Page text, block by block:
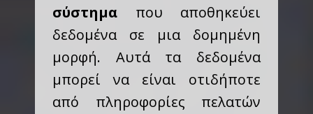
σύστημα που αποθηκεύει
δεδομένα σε μια δομημένη
μορφή. Αυτά τα δεδομένα
μπορεί να είναι οτιδήποτε
από πληροφορίες πελατών